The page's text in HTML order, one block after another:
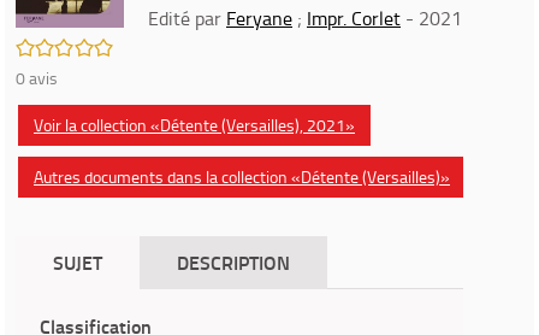
/5
0avis
Edité par Feryane ; Impr. Corlet - 2021
Voir la collection «Détente (Versailles), 2021»
Autres documents dans la collection «Détente (Versailles)»
SUJET DESCRIPTION
Classification